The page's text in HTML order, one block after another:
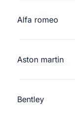
Alfa romeo
Aston martin
Bentley